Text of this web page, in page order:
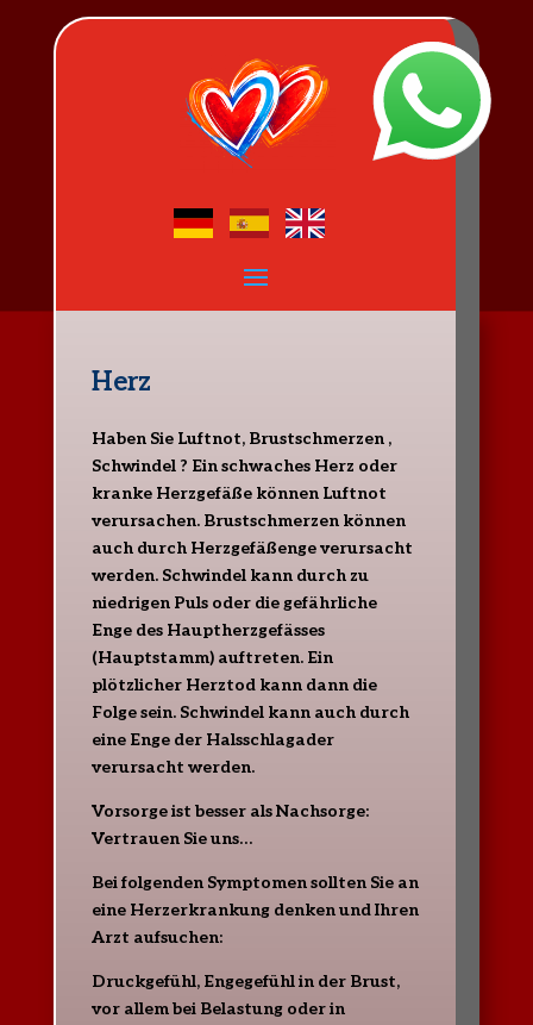
Herz
Haben Sie Luftnot, Brustschmerzen ,
Schwindel ? Ein schwaches Herz oder
kranke Herzgefäße können Luftnot
verursachen. Brustschmerzen können
auch durch Herzgefäßenge verursacht
werden. Schwindel kann durch zu
niedrigen Puls oder die gefährliche
Enge des Hauptherzgefässes
(Hauptstamm) auftreten. Ein
plötzlicher Herztod kann dann die
Folge sein. Schwindel kann auch durch
eine Enge der Halsschlagader
verursacht werden.
Vorsorge ist besser als Nachsorge:
Vertrauen Sie uns…
Bei folgenden Symptomen sollten Sie an
eine Herzerkrankung denken und Ihren
Arzt aufsuchen:
Druckgefühl, Engegefühl in der Brust,
vor allem bei Belastung oder in